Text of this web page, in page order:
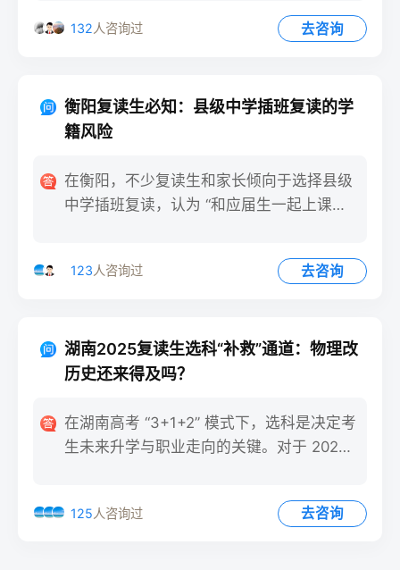
132人咨询过 去咨询
衡阳复读生必知：县级中学插班复读的学
籍风险
在衡阳，不少复读生和家长倾向于选择县级
中学插班复读，认为 “和应届生一起上课更
123人咨询过 去咨询
湖南2025复读生选科“补救”通道：物理改
历史还来得及吗？
在湖南高考 “3+1+2” 模式下，选科是决定考
生未来升学与职业走向的关键。对于 2025
125人咨询过 去咨询